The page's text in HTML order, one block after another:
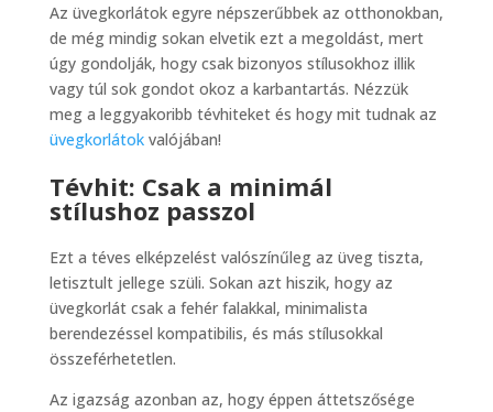
Az üvegkorlátok egyre népszerűbbek az otthonokban,
de még mindig sokan elvetik ezt a megoldást, mert
úgy gondolják, hogy csak bizonyos stílusokhoz illik
vagy túl sok gondot okoz a karbantartás. Nézzük
meg a leggyakoribb tévhiteket és hogy mit tudnak az
üvegkorlátokvalójában!
Tévhit: Csak a minimál
stílushoz passzol
Ezt a téves elképzelést valószínűleg az üveg tiszta,
letisztult jellege szüli. Sokan azt hiszik, hogy az
üvegkorlát csak a fehér falakkal, minimalista
berendezéssel kompatibilis, és más stílusokkal
összeférhetetlen.
Az igazság azonban az, hogy éppen áttetszősége